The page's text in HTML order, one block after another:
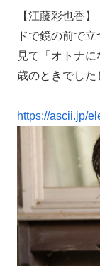
【江藤彩也香
ドで鏡の前で
見て「オトナ
歳のときでした
https://ascii.jp/